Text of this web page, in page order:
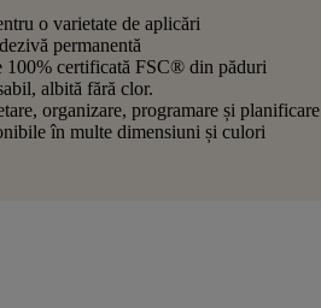
o varietate de aplicări
permanentă
100% certificată FSC® din păduri
albită fără clor.
organizare, programare și planificare
în multe dimensiuni și culori